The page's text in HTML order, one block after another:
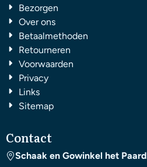
Bezorgen
Over ons
Betaalmethoden
Retourneren
Voorwaarden
Privacy
Links
Sitemap
Contact
Schaak en Gowinkel het Paard